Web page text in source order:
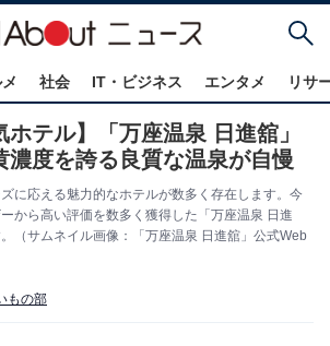
社会 IT・ビジネス エンタメ リサ
ホテル】「万座温泉 日進舘」
濃度を誇る良質な温泉が自慢
に応える魅力的なホテルが数多く存在します。今
から高い評価を数多く獲得した「万座温泉 日進
（サムネイル画像：「万座温泉 日進舘」公式Web
もの部